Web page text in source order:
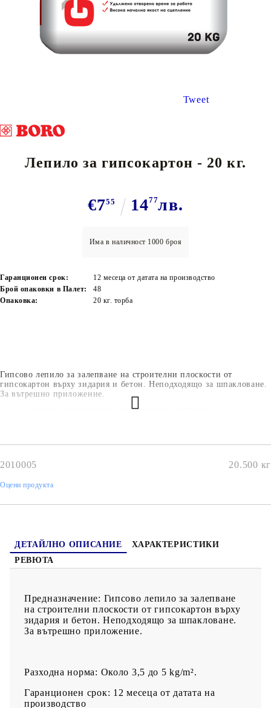
Tweet
Лепило за гипсокартон - 20 кг.
€755 1477лв.
Има в наличност 1000 броя
Гипсово лепило за залепване на строителни плоскости от
гипсокартон върху зидария и бетон. Неподходящo за шпакловане.
За вътрешно приложение.
- висока еластичност и здравина на залепване
- висока начална якост на сцепление
- Произвежда се съгласно
Гаранционен срок:
12 месеца от датата на производство
Брой опаковки в Палет:
48
Опаковка:
20 кг. торба
2010005 20.500 кг
Оцени продукта
ДЕТАЙЛНО ОПИСАНИЕ
ХАРАКТЕРИСТИКИ
РЕВЮТА
Предназначение: Гипсово лепило за залепване
на строителни плоскости от гипсокартон върху
зидария и бетон. Неподходящo за шпакловане.
За вътрешно приложение.
Разходна норма: Около 3,5 до 5 kg/m².
Гаранционен срок: 12 месеца от датата на
производство